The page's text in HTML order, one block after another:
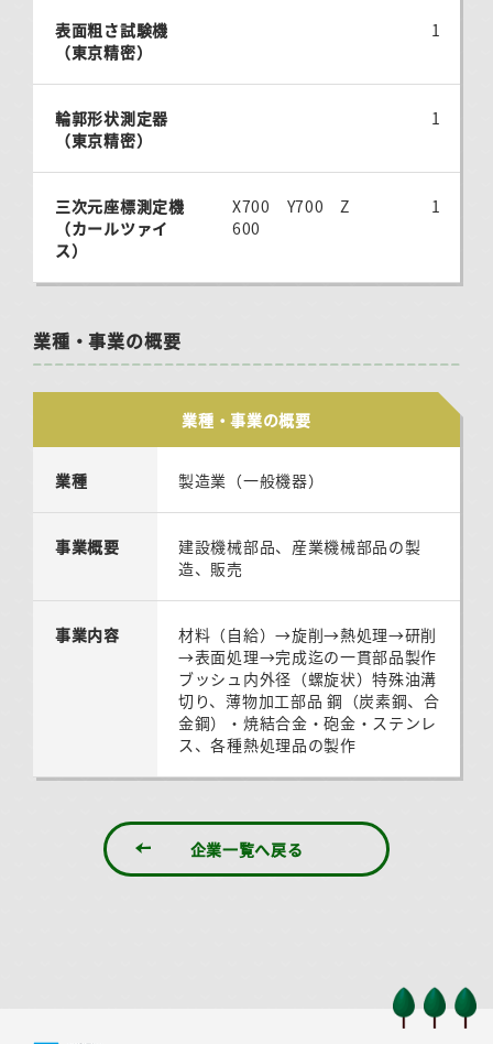
表面粗さ試験機
（東京精密）
1
輪郭形状測定器
（東京精密）
1
三次元座標測定機
（カールツァイ
ス）
X700 Y700 Z
600
1
業種・事業の概要
業種・事業の概要
業種 製造業（一般機器）
事業概要
建設機械部品、産業機械部品の製
造、販売
事業内容
材料（自給）→旋削→熱処理→研削
→表面処理→完成迄の一貫部品製作
ブッシュ内外径（螺旋状）特殊油溝
切り、薄物加工部品 鋼（炭素鋼、合
金鋼）・焼結合金・砲金・ステンレ
ス、各種熱処理品の製作
企業一覧へ戻る